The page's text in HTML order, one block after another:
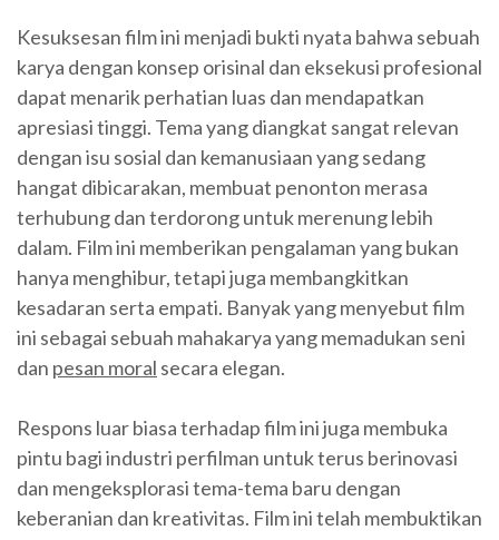
Kesuksesan film ini menjadi bukti nyata bahwa sebuah
karya dengan konsep orisinal dan eksekusi profesional
dapat menarik perhatian luas dan mendapatkan
apresiasi tinggi. Tema yang diangkat sangat relevan
dengan isu sosial dan kemanusiaan yang sedang
hangat dibicarakan, membuat penonton merasa
terhubung dan terdorong untuk merenung lebih
dalam. Film ini memberikan pengalaman yang bukan
hanya menghibur, tetapi juga membangkitkan
kesadaran serta empati. Banyak yang menyebut film
ini sebagai sebuah mahakarya yang memadukan seni
dan pesan moral secara elegan.
Respons luar biasa terhadap film ini juga membuka
pintu bagi industri perfilman untuk terus berinovasi
dan mengeksplorasi tema-tema baru dengan
keberanian dan kreativitas. Film ini telah membuktikan